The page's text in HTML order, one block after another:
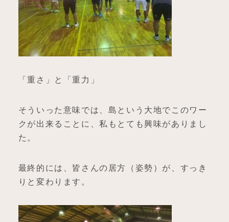
「重さ」と「重力」
そういった意味では、島という大地でこのワー
クが出来ることに、私もとても興味がありまし
た。
最終的には、皆さんの居方（姿勢）が、すっき
りと変わります。